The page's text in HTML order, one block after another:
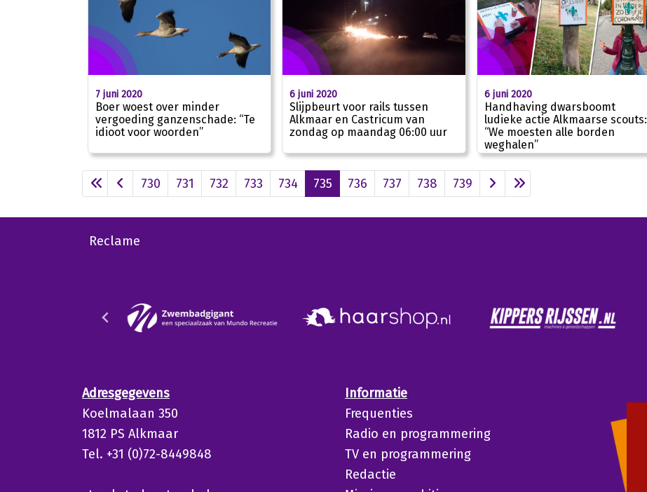
7 juni 2020
Boer woest over minder
vergoeding ganzenschade: “Te
idioot voor woorden”
6 juni 2020
Slijpbeurt voor rails tussen
Alkmaar en Castricum van
zondag op maandag 06:00 uur
6 juni 2020
Handhaving dwarsboomt
ludieke actie Alkmaarse scouts:
“We moesten alle borden
weghalen”
730 731 732 733 734 735 736 737 738 739
Reclame
Adresgegevens
Koelmalaan 350
1812 PS Alkmaar
Tel. +31 (0)72-8449848
Informatie
Frequenties
Radio en programmering
TV en programmering
Redactie